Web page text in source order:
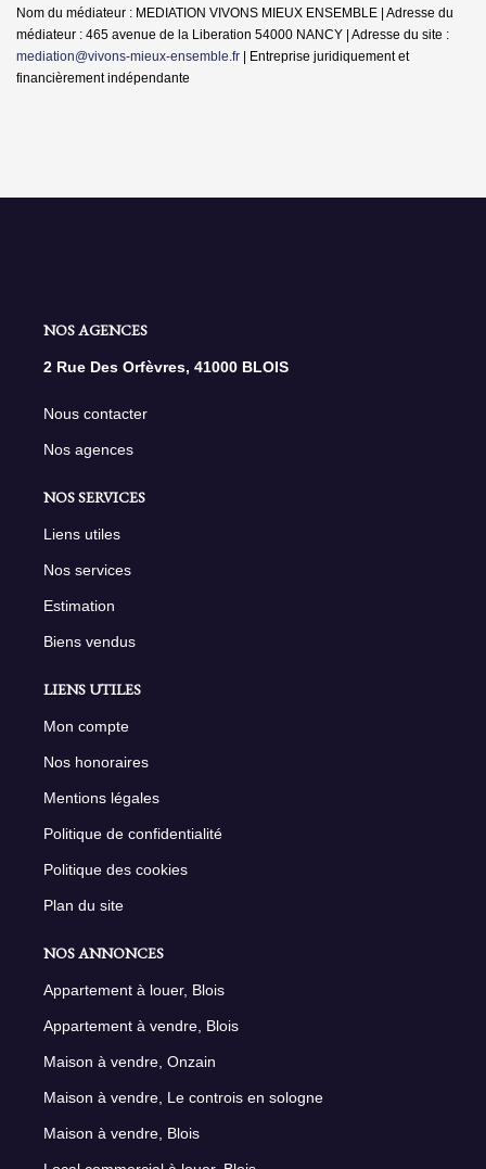
Nom du médiateur : MEDIATION VIVONS MIEUX ENSEMBLE | Adresse du
médiateur : 465 avenue de la Liberation 54000 NANCY | Adresse du site :
mediation@vivons-mieux-ensemble.fr | Entreprise juridiquement et
financièrement indépendante
NOS AGENCES
2 Rue Des Orfèvres, 41000 BLOIS
Nous contacter
Nos agences
NOS SERVICES
Liens utiles
Nos services
Estimation
Biens vendus
LIENS UTILES
Mon compte
Nos honoraires
Mentions légales
Politique de confidentialité
Politique des cookies
Plan du site
NOS ANNONCES
Appartement à louer, Blois
Appartement à vendre, Blois
Maison à vendre, Onzain
Maison à vendre, Le controis en sologne
Maison à vendre, Blois